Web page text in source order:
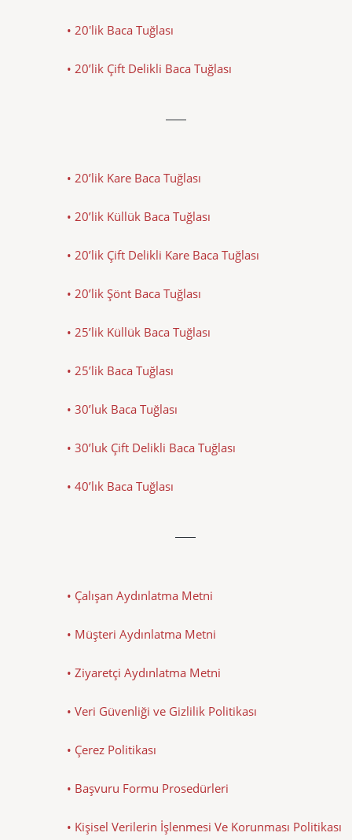
• 20'lik Baca Tuğlası
• 20’lik Çift Delikli Baca Tuğlası
• 20’lik Kare Baca Tuğlası
• 20’lik Küllük Baca Tuğlası
• 20’lik Çift Delikli Kare Baca Tuğlası
• 20’lik Şönt Baca Tuğlası
• 25’lik Küllük Baca Tuğlası
• 25’lik Baca Tuğlası
• 30’luk Baca Tuğlası
• 30’luk Çift Delikli Baca Tuğlası
• 40’lık Baca Tuğlası
• Çalışan Aydınlatma Metni
• Müşteri Aydınlatma Metni
• Ziyaretçi Aydınlatma Metni
• Veri Güvenliği ve Gizlilik Politikası
• Çerez Politikası
• Başvuru Formu Prosedürleri
• Kişisel Verilerin İşlenmesi Ve Korunması Politikası